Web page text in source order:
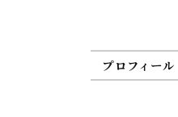
プロフィール